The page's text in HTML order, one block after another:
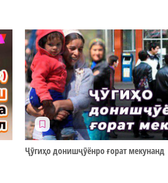
Ҷӯгиҳо донишҷӯёнро ғорат мекунанд